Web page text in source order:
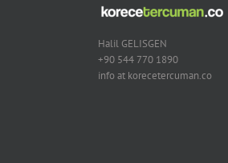
Halil GELISGEN
+90 544 770 1890
info at korecetercuman.co